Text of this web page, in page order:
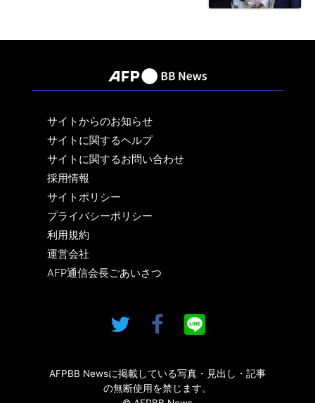
サイトからのお知らせ
サイトに関するヘルプ
サイトに関するお問い合わせ
採用情報
サイトポリシー
プライバシーポリシー
利用規約
運営会社
AFP通信会長ごあいさつ
AFPBB Newsに掲載している写真・見出し・記事
の無断使用を禁じます。